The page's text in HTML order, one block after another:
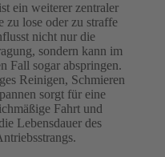
ist ein weiterer zentraler
zu lose oder zu straffe
nicht nur die
sondern kann im
Fall sogar abspringen.
Reinigen, Schmieren
sorgt für eine
Fahrt und
Lebensdauer des